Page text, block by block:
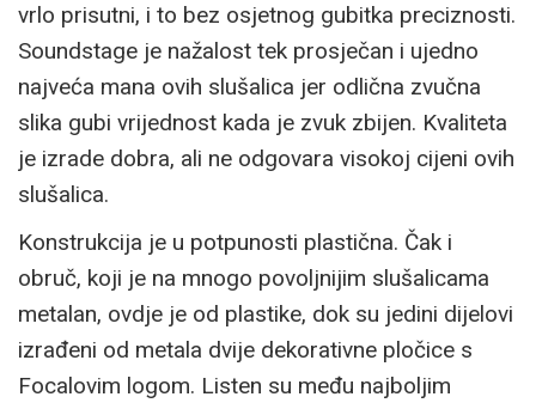
vrlo prisutni, i to bez osjetnog gubitka preciznosti.
Soundstage je nažalost tek prosječan i ujedno
najveća mana ovih slušalica jer odlična zvučna
slika gubi vrijednost kada je zvuk zbijen. Kvaliteta
je izrade dobra, ali ne odgovara visokoj cijeni ovih
slušalica.
Konstrukcija je u potpunosti plastična. Čak i
obruč, koji je na mnogo povoljnijim slušalicama
metalan, ovdje je od plastike, dok su jedini dijelovi
izrađeni od metala dvije dekorativne pločice s
Focalovim logom. Listen su među najboljim